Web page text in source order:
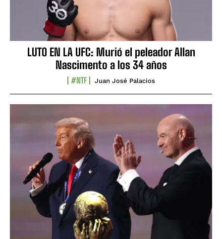
LUTO EN LA UFC: Murió el peleador Allan
Nascimento a los 34 años
#NTF Juan José Palacios